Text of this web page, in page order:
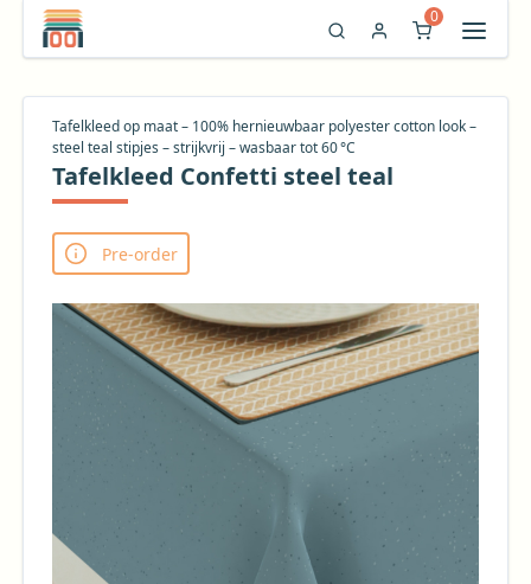
0
Tafelkleed op maat – 100% hernieuwbaar polyester cotton look –
steel teal stipjes – strijkvrij – wasbaar tot 60 °C
Tafelkleed Confetti steel teal
Pre-order